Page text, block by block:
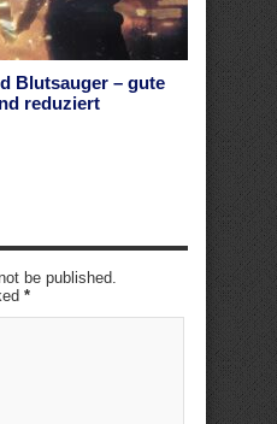
Blutsauger – gute
reduziert
be published.
*